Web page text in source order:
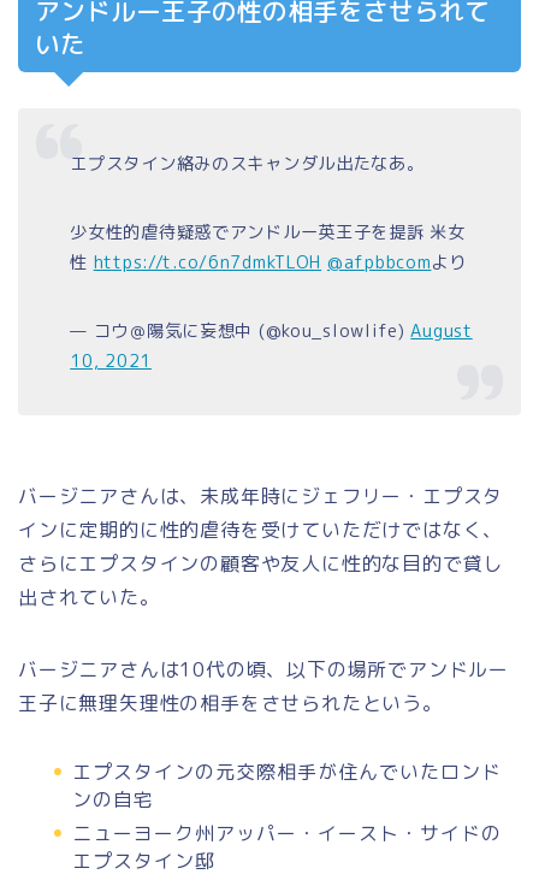
アンドルー王子の性の相手をさせられて
いた
エプスタイン絡みのスキャンダル出たなあ。
少女性的虐待疑惑でアンドルー英王子を提訴 米女
性 https://t.co/6n7dmkTLOH @afpbbcomより
— コウ＠陽気に妄想中 (@kou_slowlife)August
10, 2021
バージニアさんは、未成年時にジェフリー・エプスタ
インに定期的に性的虐待を受けていただけではなく、
さらにエプスタインの顧客や友人に性的な目的で貸し
出されていた。
バージニアさんは10代の頃、以下の場所でアンドルー
王子に無理矢理性の相手をさせられたという。
エプスタインの元交際相手が住んでいたロンド
ンの自宅
ニューヨーク州アッパー・イースト・サイドの
エプスタイン邸